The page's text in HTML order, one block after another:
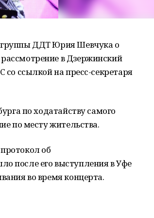
ДДТ Юрия Шевчука о
в Дзержинский
ссылкой на пресс-секретаря
по ходатайству самого
по месту жительства.
об
после его выступления в Уфе
во время концерта.